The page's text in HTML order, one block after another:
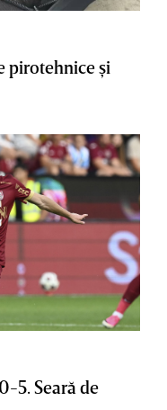
pirotehnice şi
5. Seară de